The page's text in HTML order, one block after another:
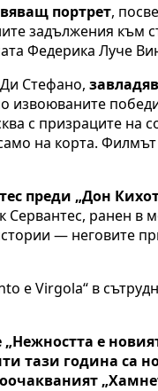
портрет,
задължения към
Федерика Луче
Стефано,
извоюваните
с призраците на
само на корта.
преди „Дон
Сервантес, ранен в
— неговите
e Virgola“ в
е
тази година са